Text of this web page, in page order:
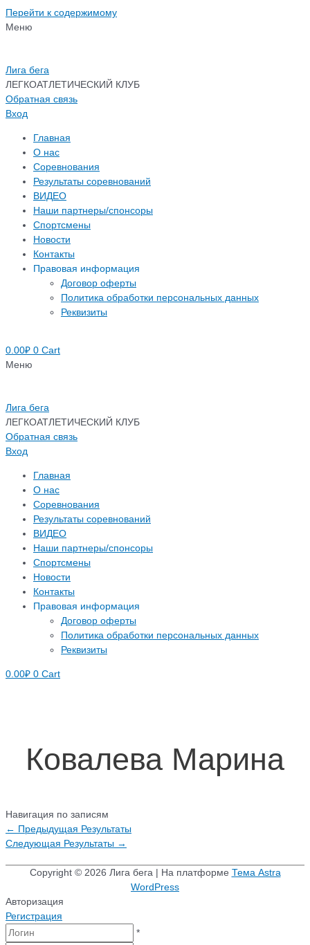
Перейти к содержимому
Меню
Лига бега
ЛЕГКОАТЛЕТИЧЕСКИЙ КЛУБ
Обратная связь
Вход
Главная
О нас
Соревнования
Результаты соревнований
ВИДЕО
Наши партнеры/спонсоры
Спортсмены
Новости
Контакты
Правовая информация
Договор оферты
Политика обработки персональных данных
Реквизиты
0.00₽ 0 Cart
Меню
Лига бега
ЛЕГКОАТЛЕТИЧЕСКИЙ КЛУБ
Обратная связь
Вход
Главная
О нас
Соревнования
Результаты соревнований
ВИДЕО
Наши партнеры/спонсоры
Спортсмены
Новости
Контакты
Правовая информация
Договор оферты
Политика обработки персональных данных
Реквизиты
0.00₽ 0 Cart
Ковалева Марина
Навигация по записям
← Предыдущая Результаты
Следующая Результаты →
Copyright © 2026 Лига бега| На платформе Тема Astra
WordPress
Авторизация
Регистрация
*